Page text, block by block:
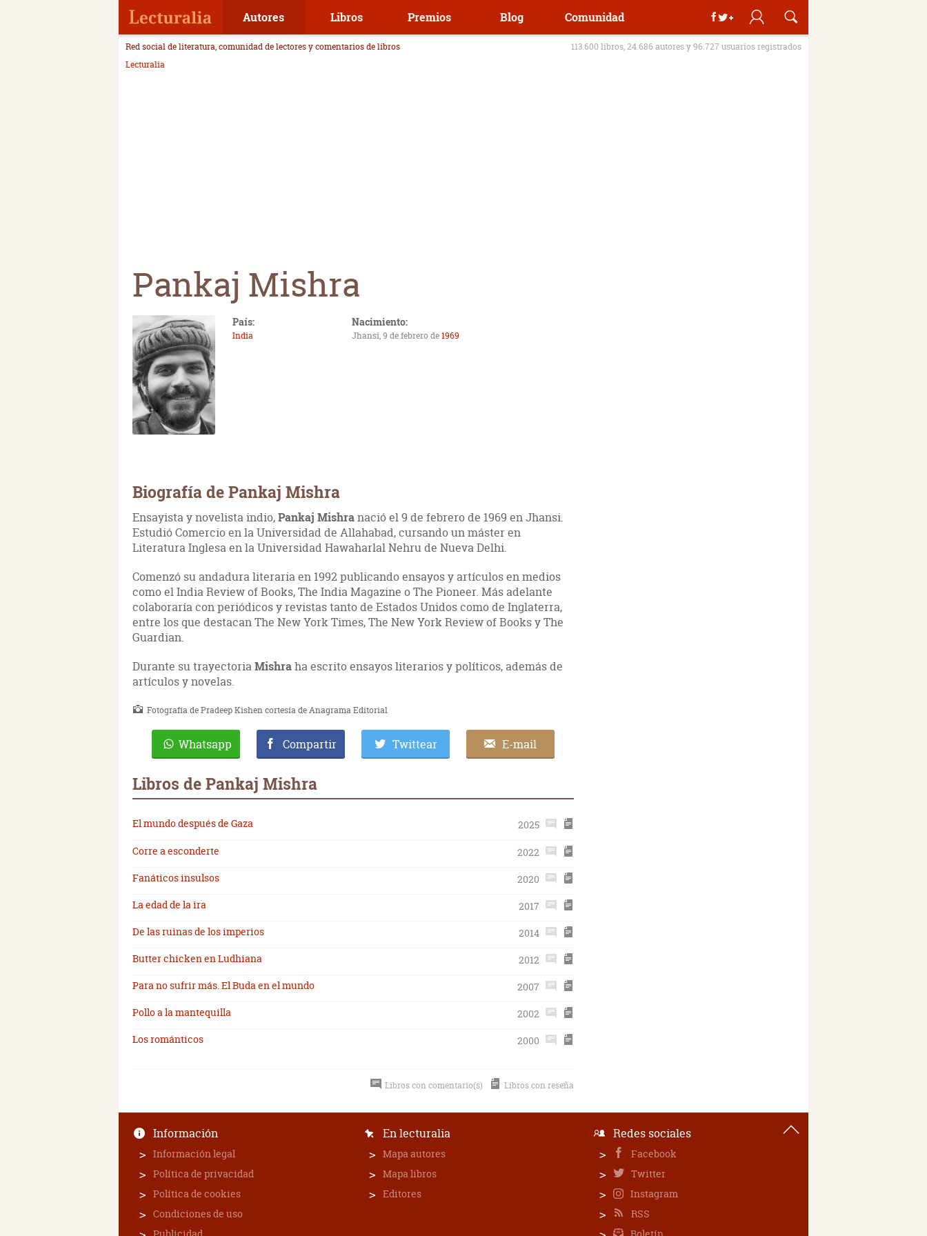
Autores Libros Premios Blog Comunidad
Red social de literatura, comunidad de lectores y comentarios de libros
113.600 libros, 24.686 autores y 96.727 usuarios registrados
Lecturalia
Pankaj Mishra
País:
India
Nacimiento:
Jhansi, 9 de febrero de1969
Biografía de Pankaj Mishra
Ensayista y novelista indio,Pankaj Mishranació el 9 de febrero de 1969 en Jhansi.
Estudió Comercio en la Universidad de Allahabad, cursando un máster en
Literatura Inglesa en la Universidad Hawaharlal Nehru de Nueva Delhi.
Comenzó su andadura literaria en 1992 publicando ensayos y artículos en medios
como el India Review of Books, The India Magazine o The Pioneer. Más adelante
colaboraría con periódicos y revistas tanto de Estados Unidos como de Inglaterra,
entre los que destacan The New York Times, The New York Review of Books y The
Guardian.
Durante su trayectoriaMishraha escrito ensayos literarios y políticos, además de
artículos y novelas.
Fotografía de Pradeep Kishen cortesía de Anagrama Editorial
Whatsapp Compartir Twittear E-mail
Libros de Pankaj Mishra
El mundo después de Gaza
2025
Corre a esconderte
2022
Fanáticos insulsos
2020
La edad de la ira
2017
De las ruinas de los imperios
2014
Butter chicken en Ludhiana
2012
Para no sufrir más. El Buda en el mundo
2007
Pollo a la mantequilla
2002
Los románticos
2000
Libros con comentario(s) Libros con reseña
Información
Información legal
Política de privacidad
Política de cookies
Condiciones de uso
En lecturalia
Mapa autores
Mapa libros
Editores
Redes sociales
Facebook
Twitter
Instagram
RSS